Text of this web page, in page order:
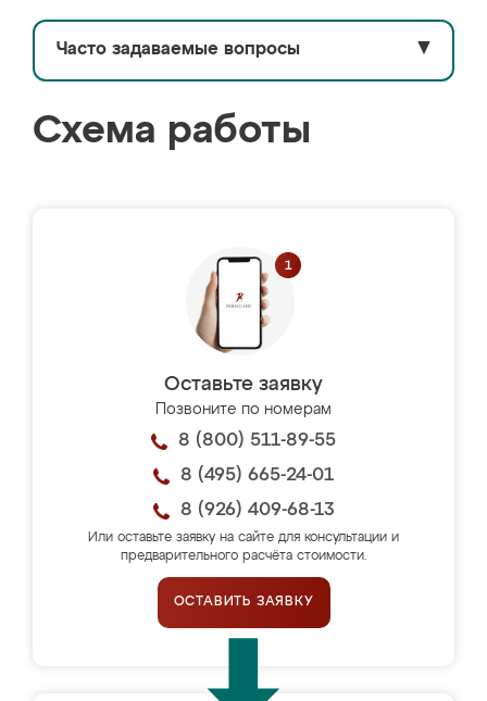
Часто задаваемые вопросы ▼
Схема работы
Оставьте заявку
Позвоните по номерам
8 (800) 511-89-55
8 (495) 665-24-01
8 (926) 409-68-13
Или оставьте заявку на сайте для консультации и
предварительного расчёта стоимости.
ОСТАВИТЬ ЗАЯВКУ